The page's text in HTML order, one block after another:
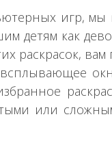
игр, мы
детям как
раскрасок,
или